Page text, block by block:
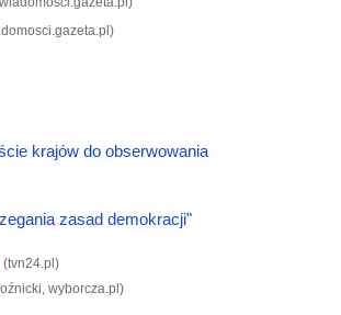
)
krajów do obserwowania
zasad demokracji"
(tvn24.pl)
wyborcza.pl)